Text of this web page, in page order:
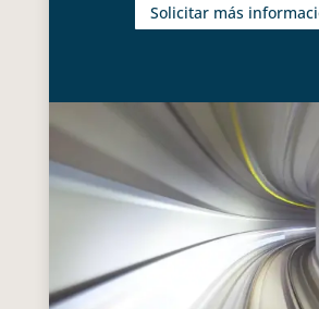
Solicitar más